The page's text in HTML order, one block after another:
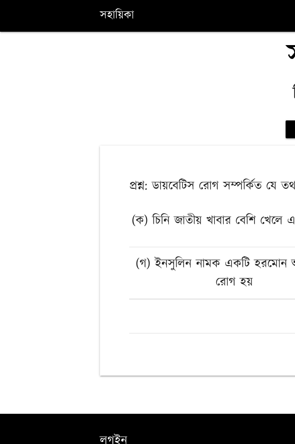
সহায়িকা
প্রশ্ন: ডায়বেটিস রোগ সম্পর্কিত যে
(ক) চিনি জাতীয় খাবার বেশি
(গ) ইনসুলিন নামক একটি হরমোন
রোগ হয়